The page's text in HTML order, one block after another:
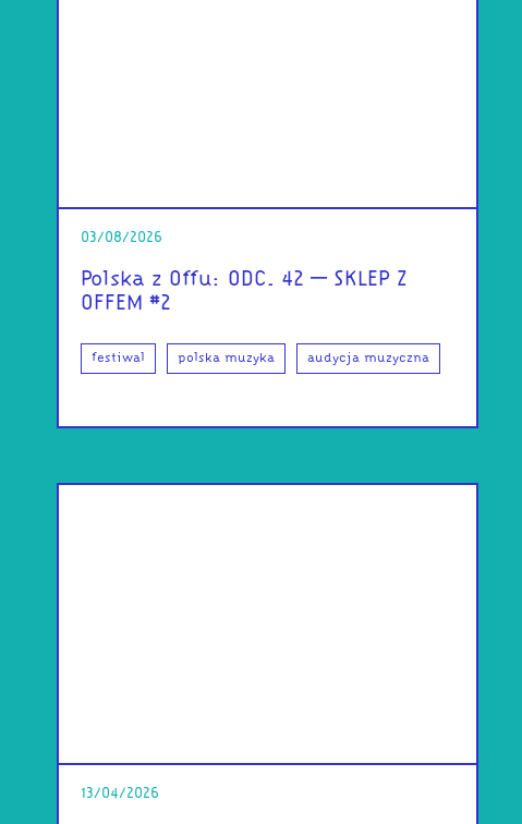
03/08/2026
Polska z Offu: ODC. 42 – SKLEP Z
OFFEM #2
festiwal polska muzyka audycja muzyczna
13/04/2026